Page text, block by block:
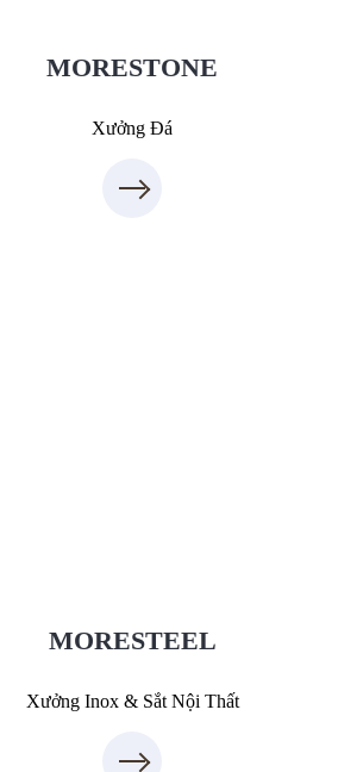
MORESTONE
Xưởng Đá
MORESTEEL
Xưởng Inox & Sắt Nội Thất